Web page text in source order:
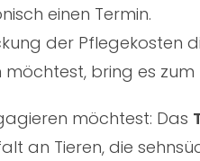
einen Termin.
der Pflegekosten
bring es zum
möchtest: Das
an Tieren, die